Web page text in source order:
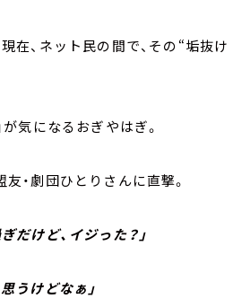
在、ネット民の間で、その“垢抜け
が気になるおぎやはぎ。
・劇団ひとりさんに直撃。
だけど、イジった？」
うけどなぁ」